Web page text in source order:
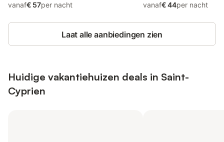
vanaf€ 57per nacht vanaf€ 44per nacht
Laat alle aanbiedingen zien
Huidige vakantiehuizen deals in Saint-
Cyprien